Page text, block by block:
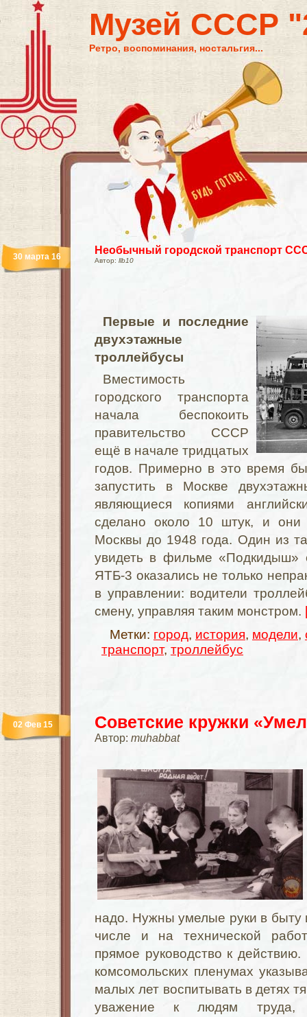
Музей СССР
Ретро, воспоминания, ностальгия...
Необычный городской транспорт
Автор: llb10
30 марта 16
Первые и последние
двухэтажные
троллейбусы
Вместимость
городского транспорта
начала беспокоить
правительство СССР
ещё в начале тридцатых
годов. Примерно в это время
запустить в Москве
являющиеся копиями
сделано около 10 штук, и они
Москвы до 1948 года. Один из
увидеть в фильме «Подкидыш»
ЯТБ-3 оказались не только
в управлении: водители
смену, управляя таким монстром.
Метки: город, история, модели,
транспорт, троллейбус
Советские кружки
Автор: muhabbat
02 Фев 15
надо. Нужны умелые руки в быту
числе и на технической
прямое руководство к
комсомольских пленумах
малых лет воспитывать в детях
уважение к людям